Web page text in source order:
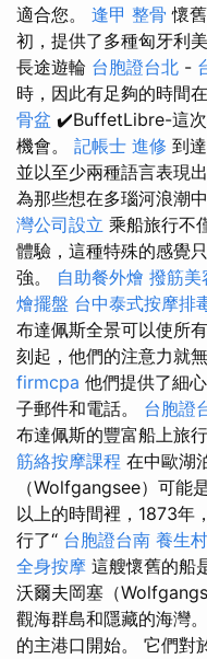
適合您。 逢甲 整骨 懷
初，提供了多種匈牙利
長途遊輪 台胞證台北 -
時，因此有足夠的時間
骨盆 ✔️BuffetLibre-這次
機會。 記帳士 進修 到
並以至少兩種語言表現
為那些想在多瑙河浪潮
灣公司設立 乘船旅行不
體驗，這種特殊的感覺
強。 自助餐外燴 撥筋美
燴擺盤 台中泰式按摩排
布達佩斯全景可以使所
刻起，他們的注意力就
firmcpa 他們提供了細
子郵件和電話。 台胞證
布達佩斯的豐富船上旅
筋絡按摩課程 在中歐湖
（Wolfgangsee）可能
以上的時間裡，1873年
行了“ 台胞證台南 養生村
全身按摩 這艘懷舊的船
沃爾夫岡塞（
觀海群島和隱藏的海灣
的主港口開始。 它們對